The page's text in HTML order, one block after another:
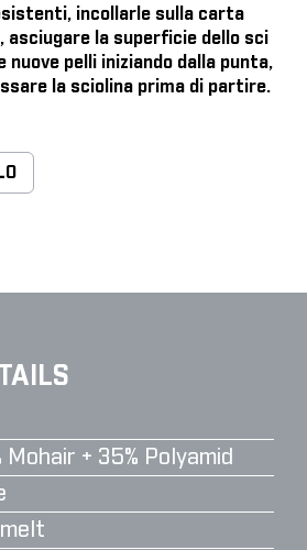
incollarle sulla carta
la superficie dello sci
nuove pelli iniziando dalla punta,
la sciolina prima di partire.
Mohair + 35% Polyamid